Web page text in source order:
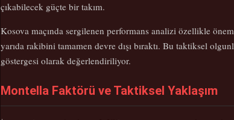
çıkabilecek güçte bir takım.
Kosova maçında sergilenen performans analizi özellikle
yarıda rakibini tamamen devre dışı bıraktı. Bu taktiksel
göstergesi olarak değerlendiriliyor.
Montella Faktörü ve Taktiksel Yaklaşım